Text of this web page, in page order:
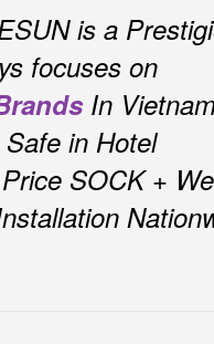
is a
focuses on
In
in Hotel
SOCK + We